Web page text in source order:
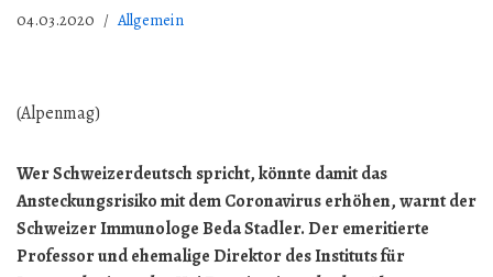
04.03.2020 Allgemein
(Alpenmag)
Wer Schweizerdeutsch spricht, könnte damit das
Ansteckungsrisiko mit dem Coronavirus erhöhen, warnt der
Schweizer Immunologe Beda Stadler. Der emeritierte
Professor und ehemalige Direktor des Instituts für